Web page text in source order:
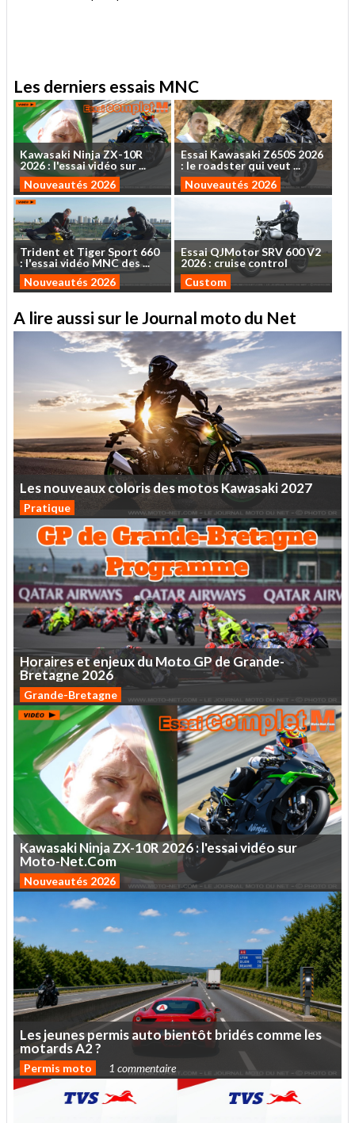
Les derniers essais MNC
Kawasaki NinjaZX-10R
2026: l'essaividéo sur...
Nouveautés 2026
Essai Kawasaki Z650S 2026
: le roadsterquiveut ...
Nouveautés 2026
Trident et TigerSport 660
: l'essaividéo MNCdes...
Nouveautés 2026
EssaiQJMotorSRV 600V2
2026 : cruise control
Custom
A lire aussi sur le Journal moto du Net
LesnouveauxcolorisdesmotosKawasaki2027
Pratique
HorairesetenjeuxduMotoGPdeGrande-
Bretagne 2026
Grande-Bretagne
KawasakiNinjaZX-10R2026:l'essaividéosur
Moto-Net.Com
Nouveautés 2026
Lesjeunespermisautobientôt bridéscommeles
motardsA2?
Permis moto 1 commentaire